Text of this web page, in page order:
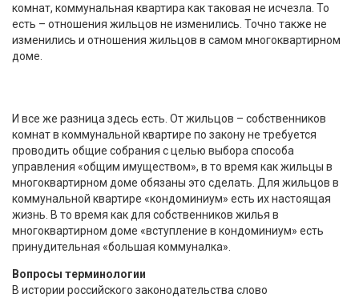
комнат, коммунальная квартира как таковая не исчезла. То
есть – отношения жильцов не изменились. Точно также не
изменились и отношения жильцов в самом многоквартирном
доме.
И все же разница здесь есть. От жильцов – собственников
комнат в коммунальной квартире по закону не требуется
проводить общие собрания с целью выбора способа
управления «общим имуществом», в то время как жильцы в
многоквартирном доме обязаны это сделать. Для жильцов в
коммунальной квартире «кондоминиум» есть их настоящая
жизнь. В то время как для собственников жилья в
многоквартирном доме «вступление в кондоминиум» есть
принудительная «большая коммуналка».
Вопросы терминологии
В истории российского законодательства слово